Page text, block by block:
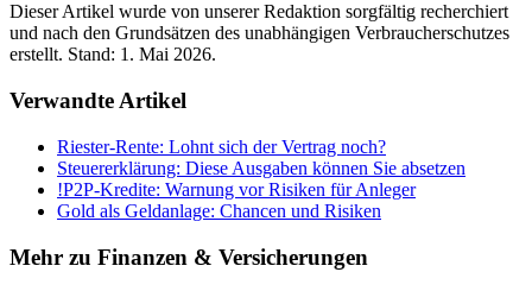
Dieser Artikel wurde von unserer Redaktion sorgfältig recherchiert
und nach den Grundsätzen des unabhängigen Verbraucherschutzes
erstellt. Stand: 1. Mai 2026.
Verwandte Artikel
Riester-Rente: Lohnt sich der Vertrag noch?
Steuererklärung: Diese Ausgaben können Sie absetzen
!P2P-Kredite: Warnung vor Risiken für Anleger
Gold als Geldanlage: Chancen und Risiken
Mehr zu Finanzen & Versicherungen